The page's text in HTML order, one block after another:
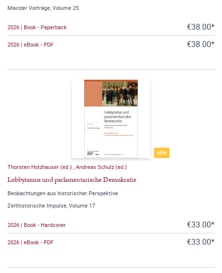
Mainzer Vorträge, Volume 25
2026 | Book - Paperback €38.00*
2026 | eBook - PDF €38.00*
NEW
Thorsten Holzhauser (ed.) , Andreas Schulz (ed.)
Lobbyismus und parlamentarische Demokratie
Beobachtungen aus historischer Perspektive
Zeithistorische Impulse, Volume 17
2026 | Book - Hardcover €33.00*
2026 | eBook - PDF €33.00*